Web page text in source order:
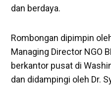
dan berdaya.
‎Rombongan dipimpin
Managing Director NGO
berkantor pusat di
dan didampingi oleh Dr.